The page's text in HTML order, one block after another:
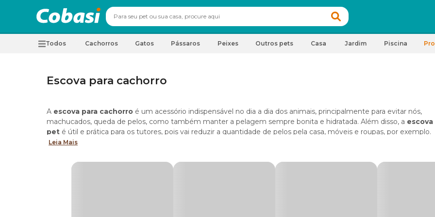
Todos Cachorros Gatos Pássaros Peixes Outros pets Casa Jardim Piscina
Escova para cachorro
A escova para cachorro é um acessório indispensável no dia a dia dos animais, principalmente para evitar nós,
machucados, queda de pelos, como também manter a pelagem sempre bonita e hidratada. Além disso, a escova
pet é útil e prática para os tutores, pois vai reduzir a quantidade de pelos pela casa, móveis e roupas, por exemplo.
Leia Mais